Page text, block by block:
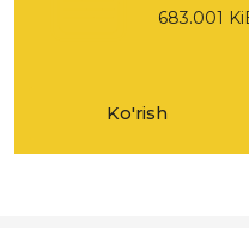
683.001
Ko'rish